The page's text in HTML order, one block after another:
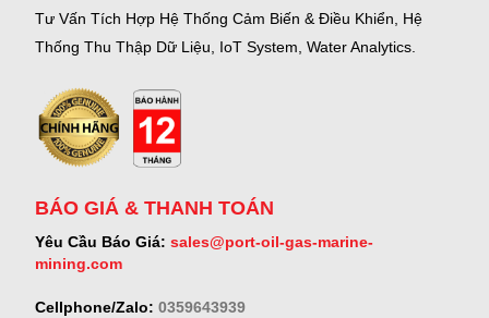
Tư Vấn Tích Hợp Hệ Thống Cảm Biến & Điều Khiển, Hệ
Thống Thu Thập Dữ Liệu, IoT System, Water Analytics.
BÁO GIÁ & THANH TOÁN
Yêu Cầu Báo Giá: sales@port-oil-gas-marine-
mining.com
Cellphone/Zalo: 0359643939